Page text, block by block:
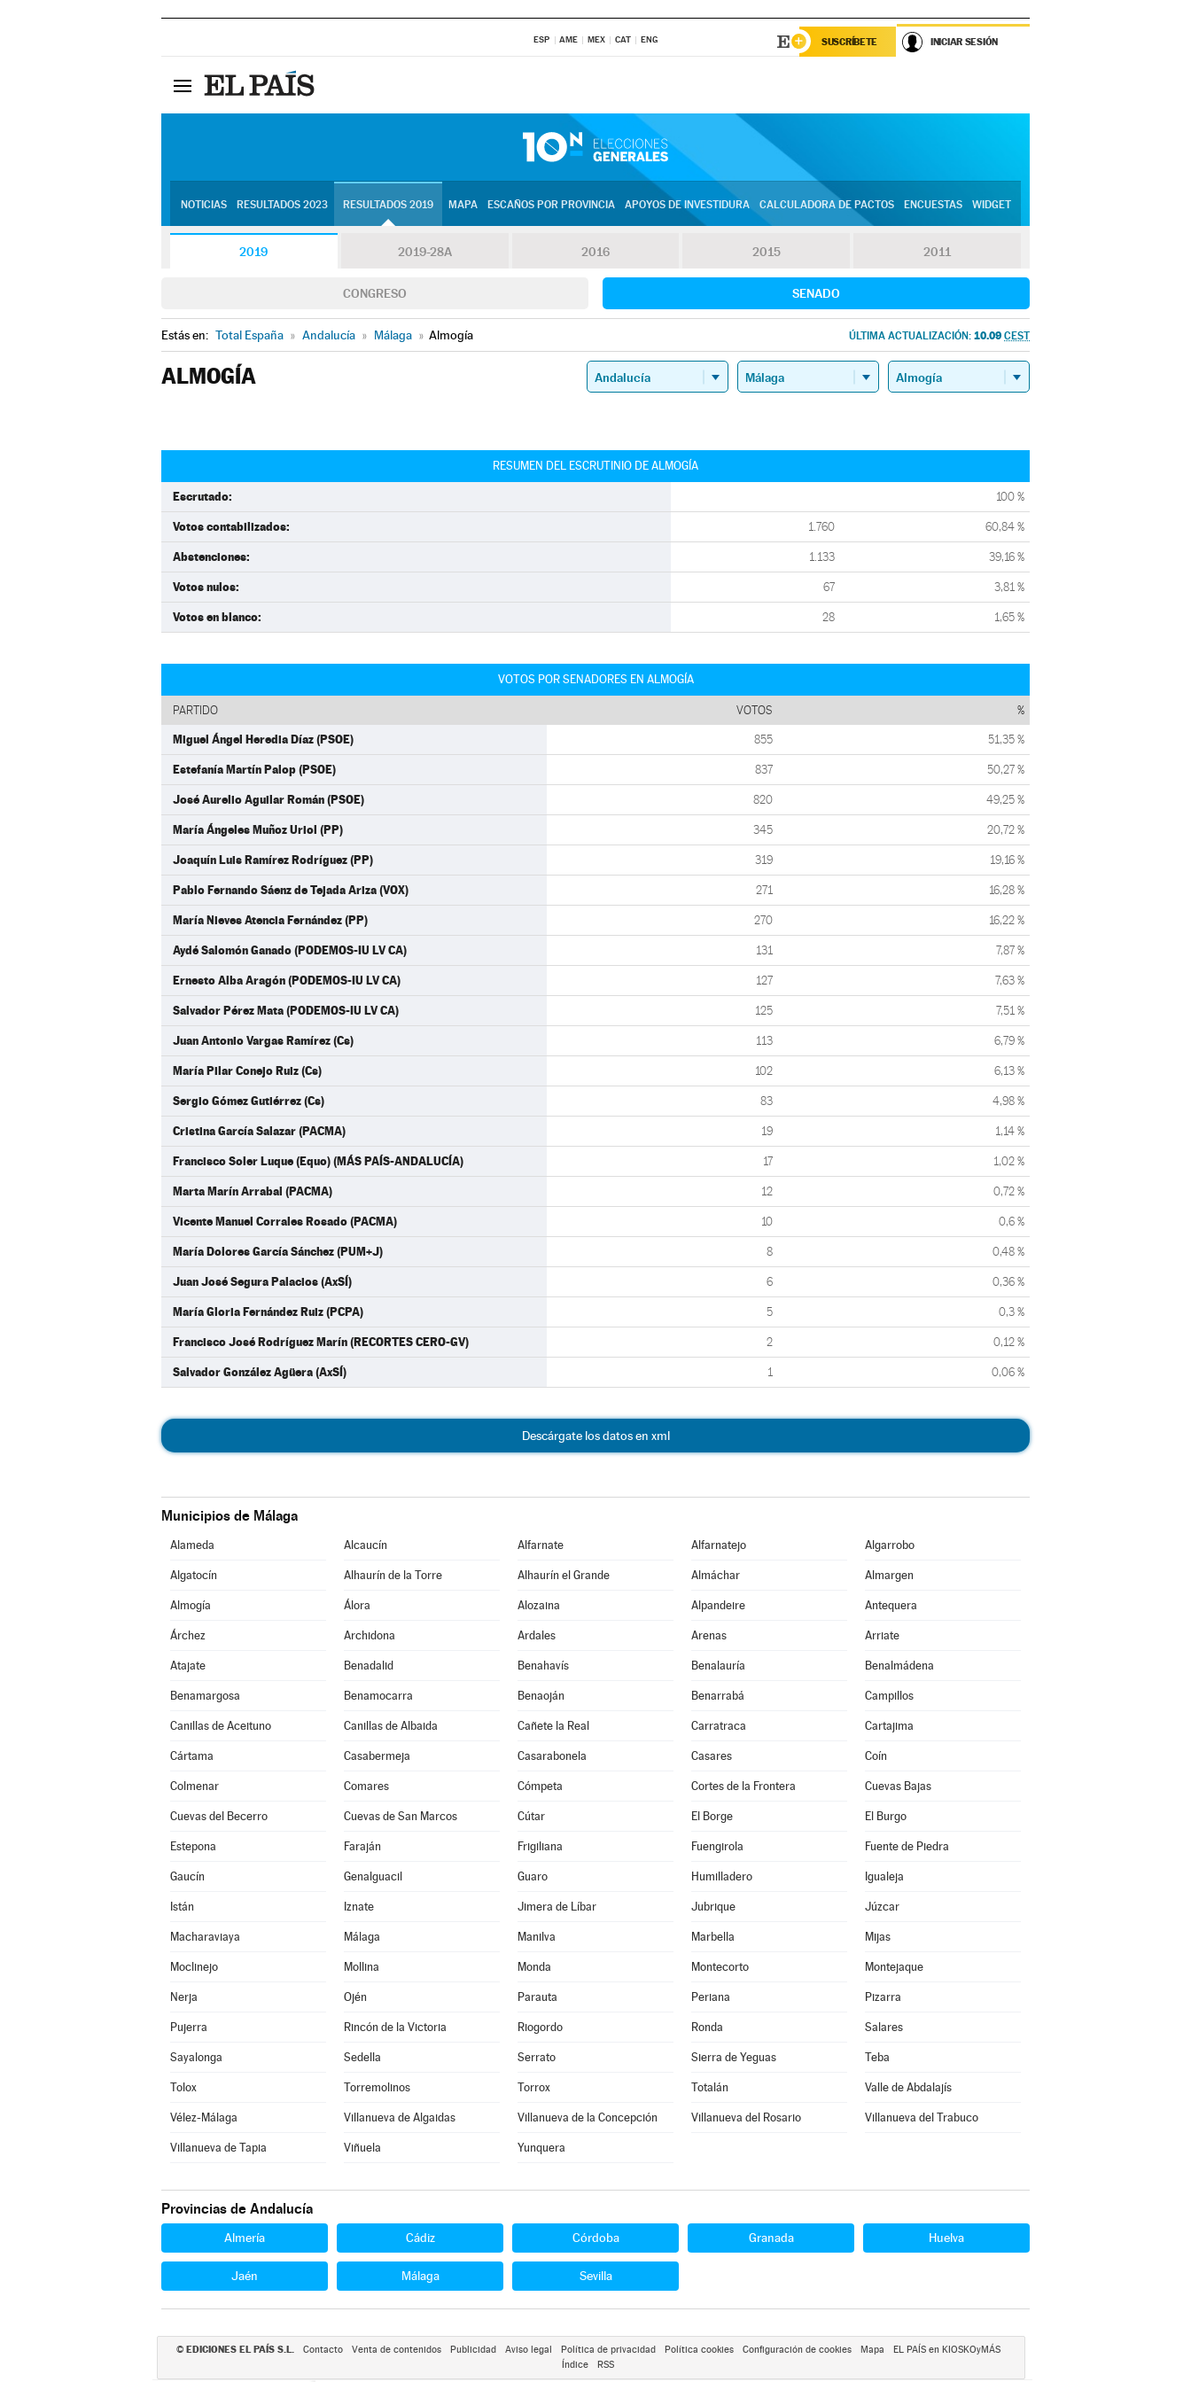
ESP AME MEX CAT ENG SUSCRÍBETE INICIAR SESIÓN
NOTICIAS RESULTADOS 2023 RESULTADOS 2019 MAPA ESCAÑOS POR PROVINCIA APOYOS DE INVESTIDURA CALCULADORA DE PACTOS ENCUESTAS WIDGET
2019 2019-28A 2016 2015 2011
CONGRESO SENADO
Estás en: Total España » Andalucía » Málaga » Almogía ÚLTIMA ACTUALIZACIÓN: 10.09 CEST
ALMOGÍA
RESUMEN DEL ESCRUTINIO DE ALMOGÍA
Escrutado: 100 %
Votos contabilizados: 1.760 60,84 %
Abstenciones: 1.133 39,16 %
Votos nulos: 67 3,81 %
Votos en blanco: 28 1,65 %
VOTOS POR SENADORES EN ALMOGÍA
PARTIDO VOTOS %
Miguel Ángel Heredia Díaz (PSOE) 855 51,35 %
Estefanía Martín Palop (PSOE) 837 50,27 %
José Aurelio Aguilar Román (PSOE) 820 49,25 %
María Ángeles Muñoz Uriol (PP) 345 20,72 %
Joaquín Luis Ramírez Rodríguez (PP) 319 19,16 %
Pablo Fernando Sáenz de Tejada Ariza (VOX) 271 16,28 %
María Nieves Atencia Fernández (PP) 270 16,22 %
Aydé Salomón Ganado (PODEMOS-IU LV CA) 131 7,87 %
Ernesto Alba Aragón (PODEMOS-IU LV CA) 127 7,63 %
Salvador Pérez Mata (PODEMOS-IU LV CA) 125 7,51 %
Juan Antonio Vargas Ramírez (Cs) 113 6,79 %
María Pilar Conejo Ruiz (Cs) 102 6,13 %
Sergio Gómez Gutiérrez (Cs) 83 4,98 %
Cristina García Salazar (PACMA) 19 1,14 %
Francisco Soler Luque (Equo) (MÁS PAÍS-ANDALUCÍA) 17 1,02 %
Marta Marín Arrabal (PACMA) 12 0,72 %
Vicente Manuel Corrales Rosado (PACMA) 10 0,6 %
María Dolores García Sánchez (PUM+J) 8 0,48 %
Juan José Segura Palacios (AxSÍ) 6 0,36 %
María Gloria Fernández Ruiz (PCPA) 5 0,3 %
Francisco José Rodríguez Marín (RECORTES CERO-GV) 2 0,12 %
Salvador González Agüera (AxSÍ) 1 0,06 %
Descárgate los datos en xml
Municipios de Málaga
Alameda Alcaucín Alfarnate Alfarnatejo Algarrobo
Algatocín Alhaurín de la Torre Alhaurín el Grande Almáchar Almargen
Almogía Álora Alozaina Alpandeire Antequera
Árchez Archidona Ardales Arenas Arriate
Atajate Benadalid Benahavís Benalauría Benalmádena
Benamargosa Benamocarra Benaoján Benarrabá Campillos
Canillas de Aceituno Canillas de Albaida Cañete la Real Carratraca Cartajima
Cártama Casabermeja Casarabonela Casares Coín
Colmenar Comares Cómpeta Cortes de la Frontera Cuevas Bajas
Cuevas del Becerro Cuevas de San Marcos Cútar El Borge El Burgo
Estepona Faraján Frigiliana Fuengirola Fuente de Piedra
Gaucín Genalguacil Guaro Humilladero Igualeja
Istán Iznate Jimera de Líbar Jubrique Júzcar
Macharaviaya Málaga Manilva Marbella Mijas
Moclinejo Mollina Monda Montecorto Montejaque
Nerja Ojén Parauta Periana Pizarra
Pujerra Rincón de la Victoria Riogordo Ronda Salares
Sayalonga Sedella Serrato Sierra de Yeguas Teba
Tolox Torremolinos Torrox Totalán Valle de Abdalajís
Vélez-Málaga Villanueva de Algaidas Villanueva de la Concepción Villanueva del Rosario Villanueva del Trabuco
Villanueva de Tapia Viñuela Yunquera
Provincias de Andalucía
Almería Cádiz Córdoba Granada Huelva
Jaén Málaga Sevilla
© EDICIONES EL PAÍS S.L. Contacto Venta de contenidos Publicidad Aviso legal Política de privacidad Política cookies Configuración de cookies Mapa
EL PAÍS en KIOSKOyMÁS
Índice
RSS